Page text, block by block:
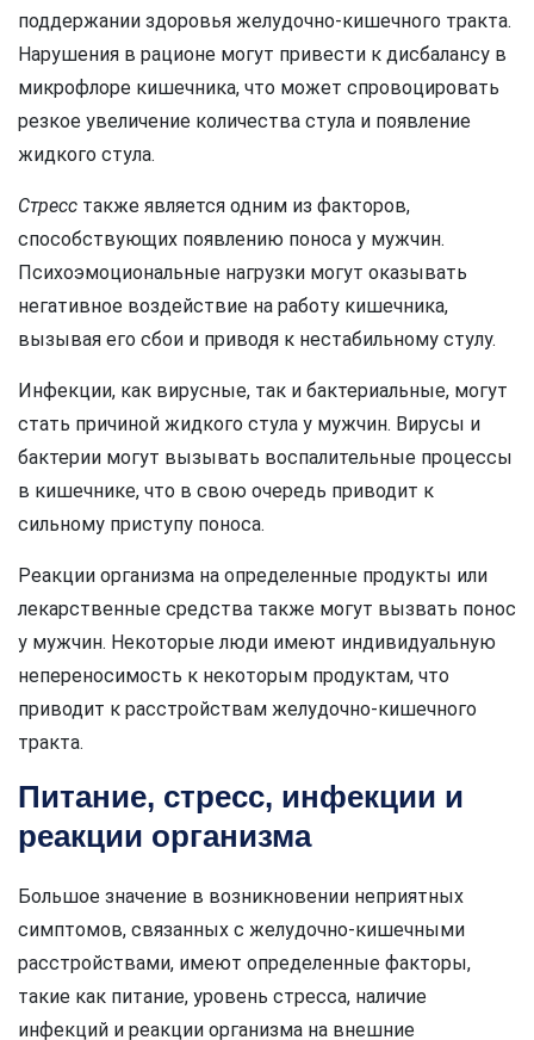
поддержании здоровья желудочно-кишечного тракта.
Нарушения в рационе могут привести к дисбалансу в
микрофлоре кишечника, что может спровоцировать
резкое увеличение количества стула и появление
жидкого стула.
Стресс также является одним из факторов,
способствующих появлению поноса у мужчин.
Психоэмоциональные нагрузки могут оказывать
негативное воздействие на работу кишечника,
вызывая его сбои и приводя к нестабильному стулу.
Инфекции, как вирусные, так и бактериальные, могут
стать причиной жидкого стула у мужчин. Вирусы и
бактерии могут вызывать воспалительные процессы
в кишечнике, что в свою очередь приводит к
сильному приступу поноса.
Реакции организма на определенные продукты или
лекарственные средства также могут вызвать понос
у мужчин. Некоторые люди имеют индивидуальную
непереносимость к некоторым продуктам, что
приводит к расстройствам желудочно-кишечного
тракта.
Питание, стресс, инфекции и
реакции организма
Большое значение в возникновении неприятных
симптомов, связанных с желудочно-кишечными
расстройствами, имеют определенные факторы,
такие как питание, уровень стресса, наличие
инфекций и реакции организма на внешние